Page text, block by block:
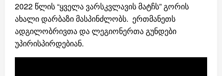
2022 წლის “ყველა ვარსკვლავის მატჩს” გორის
ახალი დარბაზი მასპინძლობს. ერთმანეთს
ადგილობრივთა და ლეგიონერთა გუნდები
უპირისპირდებიან.